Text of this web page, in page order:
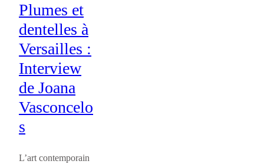
Plumes et
dentelles à
Versailles :
Interview
de Joana
Vasconcelo
s
L’art contemporain